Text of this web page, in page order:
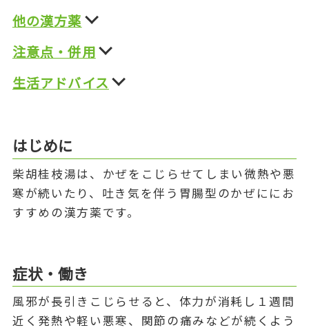
他の漢方薬
注意点・併用
生活アドバイス
はじめに
柴胡桂枝湯は、かぜをこじらせてしまい微熱や悪
寒が続いたり、吐き気を伴う胃腸型のかぜににお
すすめの漢方薬です。
症状・働き
風邪が長引きこじらせると、体力が消耗し１週間
近く発熱や軽い悪寒、関節の痛みなどが続くよう